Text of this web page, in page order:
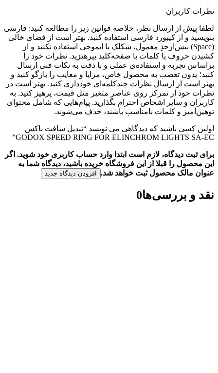
نظرات کاربران
لطفا پیش از ارسال نظر، خلاصه قوانین زیر را مطالعه کنید: فارسی
بنویسید و از کیبورد فارسی استفاده کنید. بهتر است از فضای خالی
(Space) بیش‌از‌حدِ معمول، شکلک یا ایموجی استفاده نکنید و از
کشیدن حروف یا کلمات با صفحه‌کلید بپرهیزید. نظرات خود را
براساس تجربه و استفاده‌ی عملی و با دقت به نکات فنی ارسال
کنید؛ بدون تعصب به محصول خاص، مزایا و معایب را بازگو کنید و
بهتر است از ارسال نظرات چندکلمه‌‌ای خودداری کنید. بهتر است در
نظرات خود از تمرکز روی عناصر متغیر مثل قیمت، پرهیز کنید. به
کاربران و سایر اشخاص احترام بگذارید. پیام‌هایی که شامل محتوای
توهین‌آمیز و کلمات نامناسب باشند، حذف می‌شوند.
اولین کسی باشید که دیدگاهی می نویسد “تبدیل سافت باکس
GODOX SPEED RING FOR ELINCHROM LIGHTS SA-EC”
برای ثبت دیدگاه، لازم است ابتدا وارد حساب کاربری خود شوید. اگر
این محصول را قبلا از این فروشگاه خریده باشید، دیدگاه شما به
عنوان مالک محصول ثبت خواهد شد.
افزودن دیدگاه جدید
نقد و بررسی‌ها0